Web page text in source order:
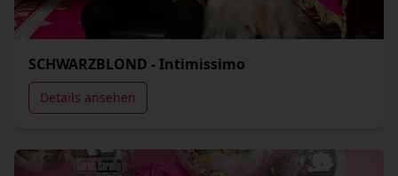
SCHWARZBLOND - Intimissimo
Details ansehen